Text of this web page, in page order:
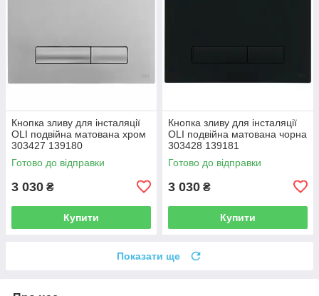
Кнопка зливу для інсталяції
OLI подвійна матована хром
303427 139180
Готово до відправки
3 030 ₴
Купити
Кнопка зливу для інсталяції
OLI подвійна матована чорна
303428 139181
Готово до відправки
3 030 ₴
Купити
Показати ще